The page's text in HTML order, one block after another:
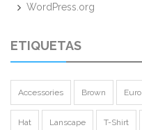
WordPress.org
ETIQUETAS
Accessories Brown Euro
Hat Lanscape T-Shirt